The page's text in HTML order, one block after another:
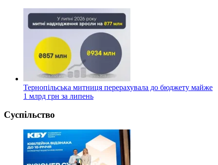
Тернопільська митниця перерахувала до бюджету майже
1 млрд грн за липень
Суспільство